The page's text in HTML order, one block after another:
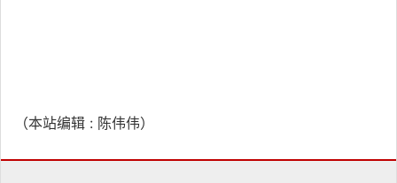
（本站编辑 : 陈伟伟）